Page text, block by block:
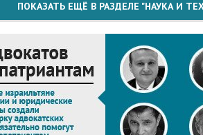
ПОКАЗАТЬ ЕЩЁ В РАЗДЕЛЕ "НАУКА И